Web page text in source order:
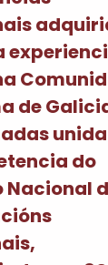
de
do
Nacional